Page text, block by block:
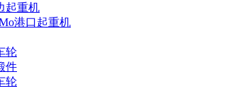
起重机
港口起重机
轮
件
轮